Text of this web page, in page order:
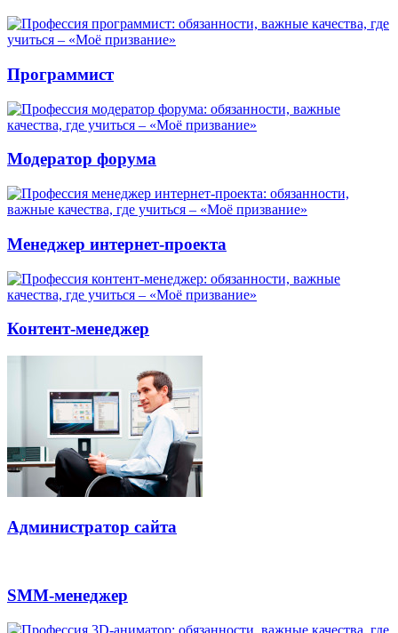
Программист
Модератор форума
Менеджер интернет-проекта
Контент-менеджер
Администратор сайта
SMM-менеджер